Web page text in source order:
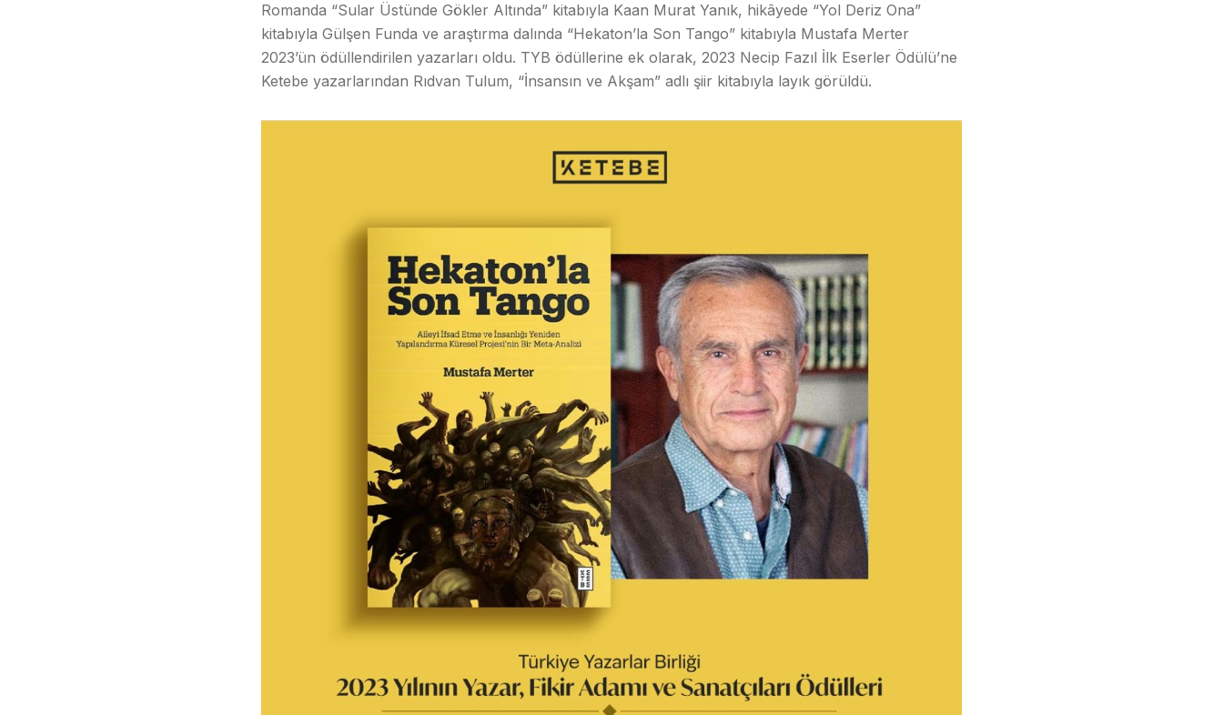
Romanda “Sular Üstünde Gökler Altında” kitabıyla Kaan Murat Yanık, hikâyede “Yol Deriz Ona”
kitabıyla Gülşen Funda ve araştırma dalında “Hekaton’la Son Tango” kitabıyla Mustafa Merter
2023’ün ödüllendirilen yazarları oldu. TYB ödüllerine ek olarak, 2023 Necip Fazıl İlk Eserler Ödülü’ne
Ketebe yazarlarından Rıdvan Tulum, “İnsansın ve Akşam” adlı şiir kitabıyla layık görüldü.